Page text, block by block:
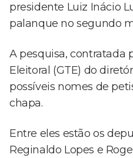
presidente Luiz Inácio
palanque no segundo
A pesquisa, contratada
Eleitoral (GTE) do
possíveis nomes de
chapa.
Entre eles estão os
Reginaldo Lopes e